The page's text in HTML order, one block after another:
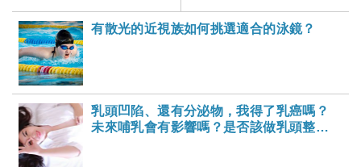
有散光的近視族如何挑選適合的泳鏡？
乳頭凹陷、還有分泌物，我得了乳癌嗎？
未來哺乳會有影響嗎？是否該做乳頭整形